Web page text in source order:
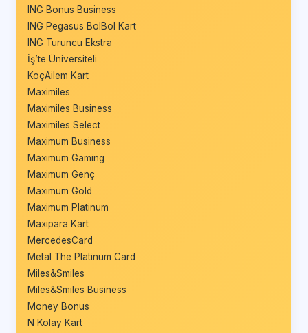
ING Bonus Business
ING Pegasus BolBol Kart
ING Turuncu Ekstra
İş’te Üniversiteli
KoçAilem Kart
Maximiles
Maximiles Business
Maximiles Select
Maximum Business
Maximum Gaming
Maximum Genç
Maximum Gold
Maximum Platinum
Maxipara Kart
MercedesCard
Metal The Platinum Card
Miles&Smiles
Miles&Smiles Business
Money Bonus
N Kolay Kart